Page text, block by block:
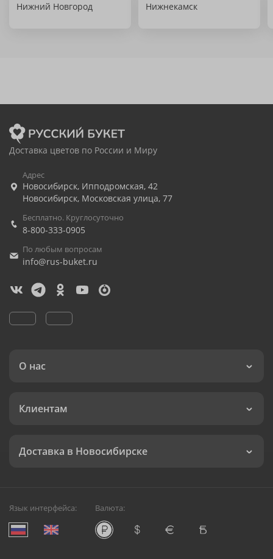
Нижний Новгород Нижнекамск
Доставка цветов по России и Миру
Адрес
Новосибирск, Ипподромская, 42
Новосибирск, Московская улица, 77
Бесплатно. Круглосуточно
8-800-333-0905
По любым вопросам
info@rus-buket.ru
О нас
Клиентам
Доставка в Новосибирске
Язык интерфейса: Валюта: